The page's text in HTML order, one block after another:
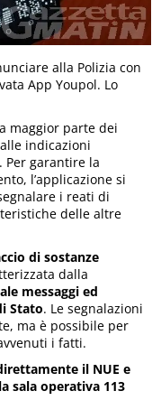
alla Polizia con
App Youpol. Lo
maggior parte dei
indicazioni
Per garantire la
l’applicazione si
i reati di
delle altre
di sostanze
dalla
messaggi ed
Stato. Le segnalazioni
ma è possibile per
i fatti.
il NUE e
sala operativa 113